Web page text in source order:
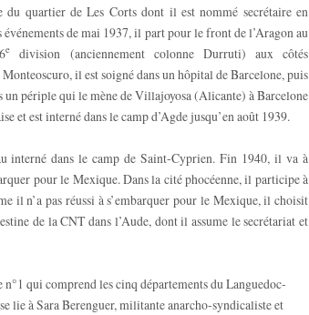
du quartier de Les Corts dont il est nommé secrétaire en
événements de mai 1937, il part pour le front de l’Aragon au
e
division (anciennement colonne Durruti) aux côtés
il est soigné dans un hôpital de Barcelone, puis
périple qui le mène de Villajoyosa (Alicante) à Barcelone
et est interné dans le camp d’Agde jusqu’en août 1939.
interné dans le camp de Saint-Cyprien. Fin 1940, il va à
pour le Mexique. Dans la cité phocéenne, il participe à
il n’a pas réussi à s’embarquer pour le Mexique, il choisit
de la CNT dans l’Aude, dont il assume le secrétariat et
qui comprend les cinq départements du Languedoc-
lie à Sara Berenguer, militante anarcho-syndicaliste et